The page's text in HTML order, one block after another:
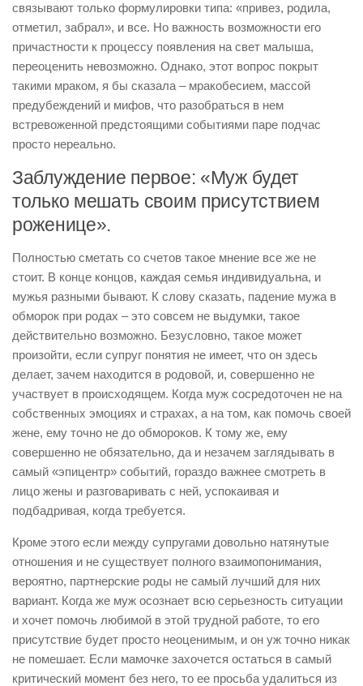
связывают только формулировки типа: «привез, родила,
отметил, забрал», и все. Но важность возможности его
причастности к процессу появления на свет малыша,
переоценить невозможно. Однако, этот вопрос покрыт
такими мраком, я бы сказала – мракобесием, массой
предубеждений и мифов, что разобраться в нем
встревоженной предстоящими событиями паре подчас
просто нереально.
Заблуждение первое: «Муж будет
только мешать своим присутствием
роженице».
Полностью сметать со счетов такое мнение все же не
стоит. В конце концов, каждая семья индивидуальна, и
мужья разными бывают. К слову сказать, падение мужа в
обморок при родах – это совсем не выдумки, такое
действительно возможно. Безусловно, такое может
произойти, если супруг понятия не имеет, что он здесь
делает, зачем находится в родовой, и, совершенно не
участвует в происходящем. Когда муж сосредоточен не на
собственных эмоциях и страхах, а на том, как помочь своей
жене, ему точно не до обмороков. К тому же, ему
совершенно не обязательно, да и незачем заглядывать в
самый «эпицентр» событий, гораздо важнее смотреть в
лицо жены и разговаривать с ней, успокаивая и
подбадривая, когда требуется.
Кроме этого если между супругами довольно натянутые
отношения и не существует полного взаимопонимания,
вероятно, партнерские роды не самый лучший для них
вариант. Когда же муж осознает всю серьезность ситуации
и хочет помочь любимой в этой трудной работе, то его
присутствие будет просто неоценимым, и он уж точно никак
не помешает. Если мамочке захочется остаться в самый
критический момент без него, то ее просьба удалиться из